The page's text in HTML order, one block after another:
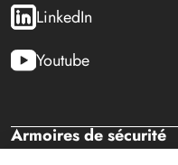
LinkedIn
Youtube
Armoires de sécurité